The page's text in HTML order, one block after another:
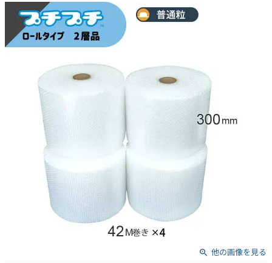
他の画像を見る